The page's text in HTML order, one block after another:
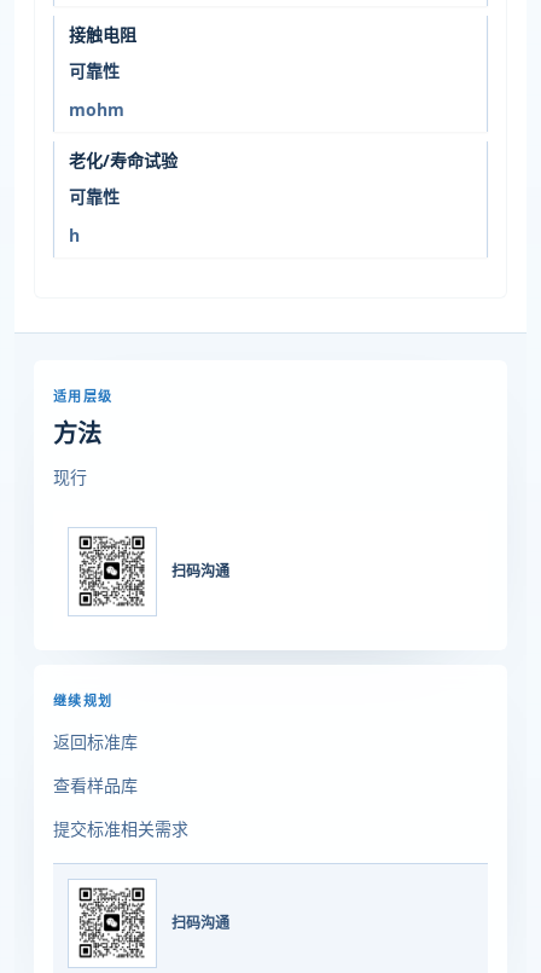
接触电阻
可靠性
mohm
老化/寿命试验
可靠性
h
适用层级
方法
现行
扫码沟通
继续规划
返回标准库
查看样品库
提交标准相关需求
扫码沟通